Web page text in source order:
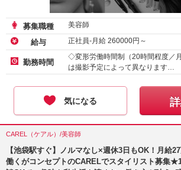
募集職種 美容師
給与 正社員-月給 260000円～
勤務時間
◇変形労働時間制（20時間程度／
は撮影予定によって異なります…
気になる
CAREL（ケアル）/美容師
【池袋駅すぐ】ノルマなし×週休3日もOK！月給
働くがコンセプトのCARELでスタイリスト募集